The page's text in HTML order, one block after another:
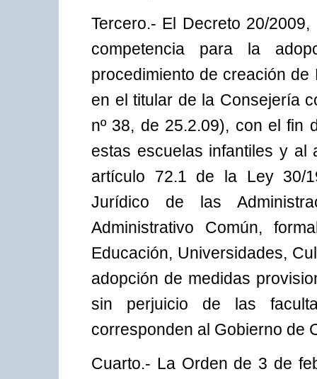
Tercero.- El Decreto 20/
competencia para la
procedimiento de creación
en el titular de la Consejería
nº 38, de 25.2.09), con el fin
estas escuelas infantiles y
artículo 72.1 de la Ley 30/
Jurídico de las
Administrativo Común,
Educación, Universidades,
adopción de medidas
sin perjuicio de las
corresponden al Gobierno de
Cuarto.- La Orden de 3 de